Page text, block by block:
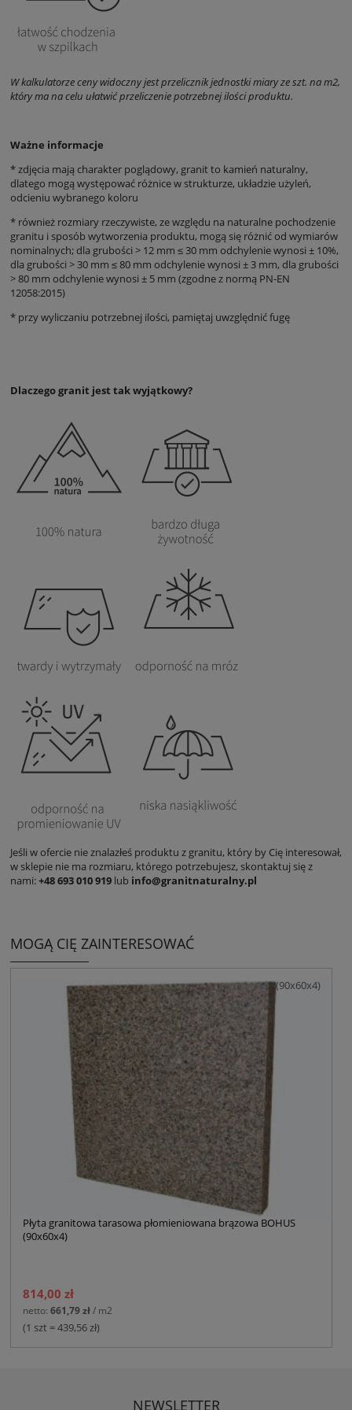
W kalkulatorze ceny widoczny jest przelicznik jednostki miary ze szt. na m2,
który ma na celu ułatwić przeliczenie potrzebnej ilości produktu.
Ważne informacje
* zdjęcia mają charakter poglądowy, granit to kamień naturalny,
dlatego mogą występować różnice w strukturze, układzie użyleń,
odcieniu wybranego koloru
* również rozmiary rzeczywiste, ze względu na naturalne pochodzenie
granitu i sposób wytworzenia produktu, mogą się różnić od wymiarów
nominalnych;dla grubości > 12 mm ≤ 30 mm odchylenie wynosi ± 10%,
dla grubości > 30 mm ≤ 80 mm odchylenie wynosi ± 3 mm, dla grubości
> 80 mm odchylenie wynosi ± 5 mm (zgodne z normą PN-EN
12058:2015)
* przy wyliczaniu potrzebnej ilości, pamiętaj uwzględnić fugę
Dlaczego granit jest tak wyjątkowy?
Jeśli w ofercie nie znalazłeś produktu z granitu, który by Cię interesował,
w sklepie nie ma rozmiaru, którego potrzebujesz, skontaktuj się z
nami:+48 693 010 919 lub info@granitnaturalny.pl
MOGĄ CIĘ ZAINTERESOWAĆ
Płyta granitowa tarasowa płomieniowana brązowa BOHUS
(90x60x4)
814,00 zł
netto: 661,79 zł/ m2
(1 szt = 439,56 zł)
(90x60x4)
NEWSLETTER